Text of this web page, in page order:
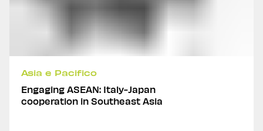
Asia e Pacifico
Engaging ASEAN: Italy-Japan
cooperation in Southeast Asia